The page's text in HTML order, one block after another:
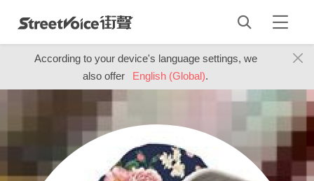
According to your device's language settings, we
also offer
English (Global).